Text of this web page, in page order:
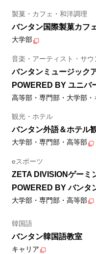
製菓・カフェ・和洋調理
バンタン国際製菓カフ
大学部
音楽・アーティスト・サ
バンタンミュージック
POWERED BY ユニバ
高等部・専門部・大学部・
観光・ホテル
バンタン外語＆ホテル
大学部・専門部・高等部
eスポーツ
ZETA DIVISIONゲーミ
POWERED BY バンタ
大学部・専門部・高等部
韓国語
バンタン韓国語教室
キャリア